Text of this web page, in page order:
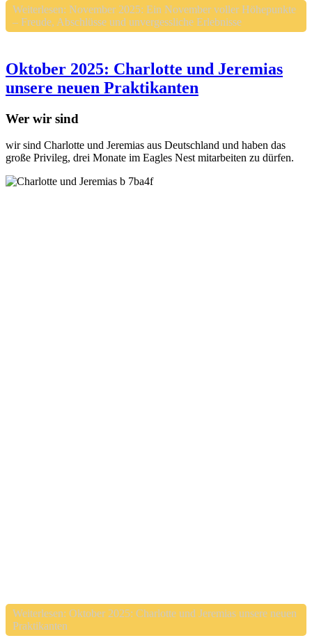
Weiterlesen: November 2025: Ein November voller Höhepunkte
– Freude, Abschlüsse und unvergessliche Erlebnisse
Oktober 2025: Charlotte und Jeremias
unsere neuen Praktikanten
Wer wir sind
wir sind Charlotte und Jeremias aus Deutschland und haben das
große Privileg, drei Monate im Eagles Nest mitarbeiten zu dürfen.
Weiterlesen: Oktober 2025: Charlotte und Jeremias unsere neuen
Praktikanten